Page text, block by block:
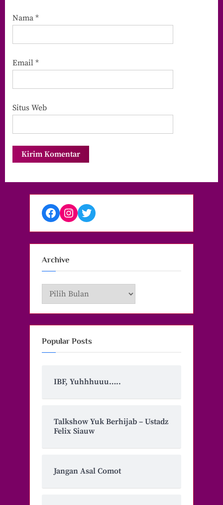
Nama *
Email *
Situs Web
Facebook
Instagram
Twitter
Archive
Archive
Popular Posts
IBF, Yuhhhuuu…..
Talkshow Yuk Berhijab – Ustadz
Felix Siauw
Jangan Asal Comot